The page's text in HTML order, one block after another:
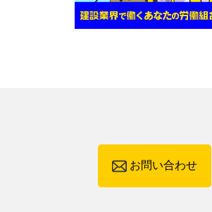
お問い合わせ